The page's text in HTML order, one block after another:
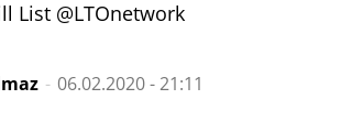
- 06.02.2020 - 21:11